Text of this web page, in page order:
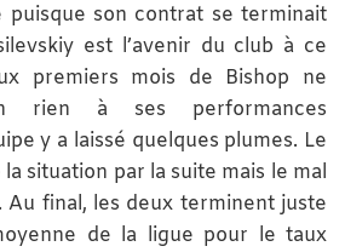
puisque son contrat se terminait
est l’avenir du club à ce
premiers mois de Bishop ne
rien à ses performances
y a laissé quelques plumes. Le
situation par la suite mais le mal
final, les deux terminent juste
de la ligue pour le taux